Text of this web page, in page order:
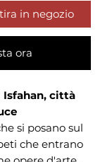
in negozio
ora
Isfahan, città
si posano sul
che entrano